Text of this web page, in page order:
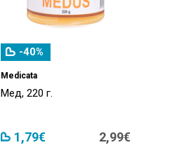
-40%
Medicata
Мед, 220 г.
1,79€ 2,99€